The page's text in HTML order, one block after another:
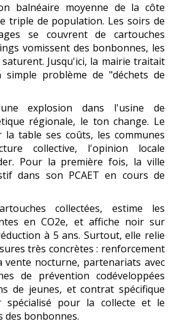
balnéaire moyenne de la côte
triple de population. Les soirs de
se couvrent de cartouches
vomissent des bonbonnes, les
Jusqu'ici, la mairie traitait
problème de "déchets de
explosion dans l'usine de
régionale, le ton change. Le
table ses coûts, les communes
collective, l'opinion locale
Pour la première fois, la ville
dans son PCAET en cours de
collectées, estime les
en CO2e, et affiche noir sur
à 5 ans. Surtout, elle relie
très concrètes : renforcement
vente nocturne, partenariats avec
de prévention codéveloppées
de jeunes, et contrat spécifique
spécialisé pour la collecte et le
des bonbonnes.